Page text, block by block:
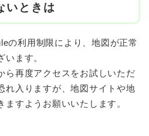
いときは
の利用制限により、地図が正常
ます。
ら再度アクセスをお試しいただ
れ入りますが、地図サイトや地
すようお願いいたします。